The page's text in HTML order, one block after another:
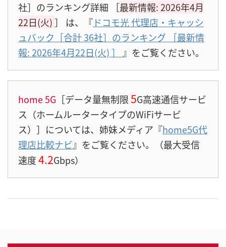
社］のランキング詳細 ［最新情報: 2026年4月
22日(火)］ は、『ドコモ光 代理店・キャッシ
ュバック［合計 36社］のランキング ［最新情
報: 2026年4月22日(火)］ 』をご覧ください。
home 5G ［データ量無制限5G高速通信サービ
ス（ホームルータータイプのWiFiサービ
ス）］については、姉妹メディア『home5G代
理店比較ナビ』をご覧ください。（最大受信
速度4.2Gbps）